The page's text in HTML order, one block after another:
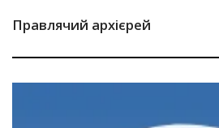
Правлячий архієрей